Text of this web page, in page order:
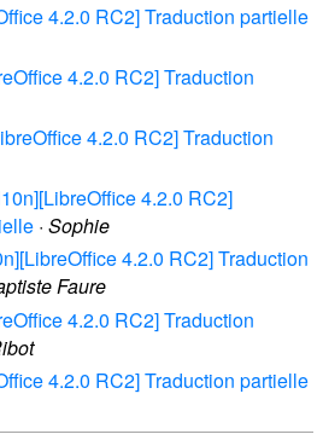
4.2.0 RC2] Traduction partielle
4.2.0 RC2] Traduction
4.2.0 RC2] Traduction
4.2.0 RC2]
· Sophie
4.2.0 RC2] Traduction
Faure
4.2.0 RC2] Traduction
4.2.0 RC2] Traduction partielle